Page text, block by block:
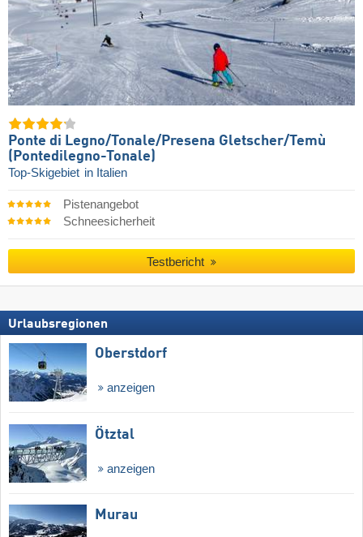
Ponte di Legno/​Tonale/​Presena Gletscher/​Temù
(Pontedilegno-Tonale)
Top-Skigebiet in Italien
Pistenangebot
Schneesicherheit
Testbericht
Urlaubsregionen
Oberstdorf
anzeigen
Ötztal
anzeigen
Murau